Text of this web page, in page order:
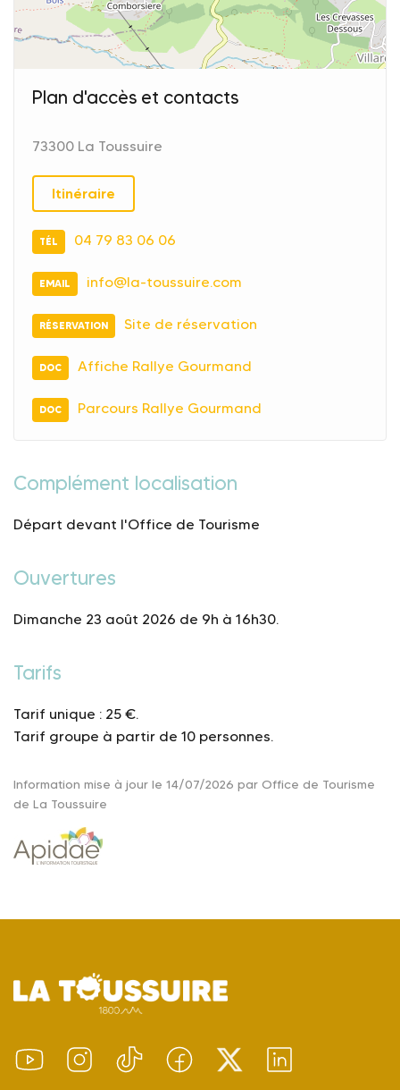
Plan d'accès et contacts
73300 La Toussuire
Itinéraire
TÉL 04 79 83 06 06
EMAIL info@la-toussuire.com
RÉSERVATION Site de réservation
DOC Affiche Rallye Gourmand
DOC Parcours Rallye Gourmand
Complément localisation
Départ devant l'Office de Tourisme
Ouvertures
Dimanche 23 août 2026 de 9h à 16h30.
Tarifs
Tarif unique : 25 €.
Tarif groupe à partir de 10 personnes.
Information mise à jour le 14/07/2026 par Office de Tourisme
de La Toussuire